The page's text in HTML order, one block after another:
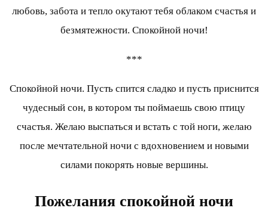
любовь, забота и тепло окутают тебя облаком счастья и
безмятежности. Спокойной ночи!
***
Спокойной ночи. Пусть спится сладко и пусть приснится
чудесный сон, в котором ты поймаешь свою птицу
счастья. Желаю выспаться и встать с той ноги, желаю
после мечтательной ночи с вдохновением и новыми
силами покорять новые вершины.
Пожелания спокойной ночи